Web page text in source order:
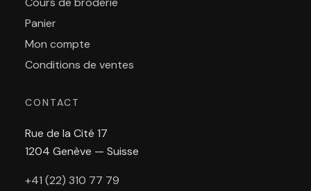
Panier
Mon compte
Conditions de ventes
CONTACT
Rue de la Cité 17
1204 Genève — Suisse
+41 (22) 310 77 79